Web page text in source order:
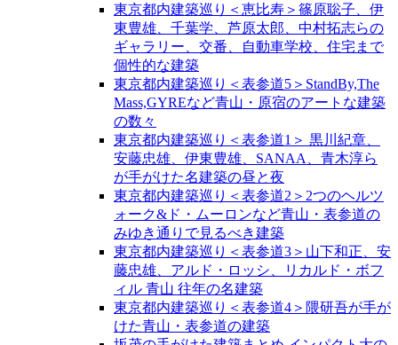
東京都内建築巡り＜恵比寿＞篠原聡子、伊
東豊雄、千葉学、芦原太郎、中村拓志らの
ギャラリー、交番、自動車学校、住宅まで
個性的な建築
東京都内建築巡り＜表参道5＞StandBy,The
Mass,GYREなど青山・原宿のアートな建築
の数々
東京都内建築巡り＜表参道1＞ 黒川紀章、
安藤忠雄、伊東豊雄、SANAA、青木淳ら
が手がけた名建築の昼と夜
東京都内建築巡り＜表参道2＞2つのヘルツ
ォーク&ド・ムーロンなど青山・表参道の
みゆき通りで見るべき建築
東京都内建築巡り＜表参道3＞山下和正、安
藤忠雄、アルド・ロッシ、リカルド・ボフ
ィル 青山 往年の名建築
東京都内建築巡り＜表参道4＞隈研吾が手が
けた青山・表参道の建築